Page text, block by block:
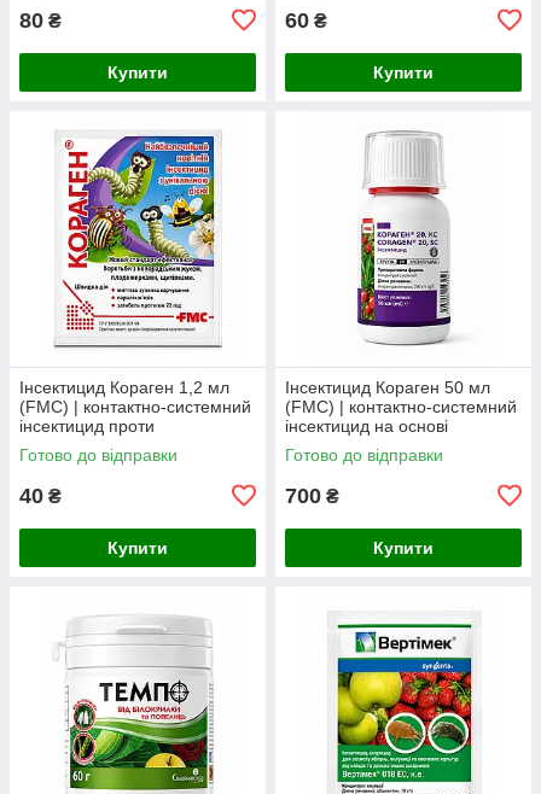
80 ₴
Купити
60 ₴
Купити
Інсектицид Кораген 1,2 мл
(FMC) | контактно-системний
інсектицид проти
колорадського жука,
плодожерок, листовійок і
Готово до відправки
40 ₴
Купити
Інсектицид Кораген 50 мл
(FMC) | контактно-системний
інсектицид на основі
хлорантраніліпролу проти
лускокрилих шкідників
Готово до відправки
700 ₴
Купити